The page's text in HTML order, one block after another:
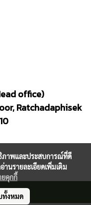
office)
Ratchadaphisek
ภาพและประสบการณ์ที่ดี
านรายละเอียดเพิ่มเติม
ยคุกกี้
ทั้งหมด